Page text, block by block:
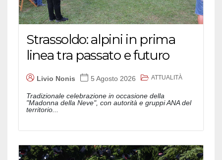
Strassoldo: alpini in prima
linea tra passato e futuro
Livio Nonis 5 Agosto 2026 ATTUALITÀ
Tradizionale celebrazione in occasione della
"Madonna della Neve", con autorità e gruppi ANA del
territorio...